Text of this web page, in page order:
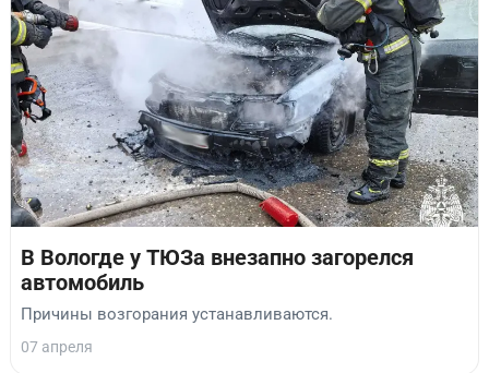
В Вологде у ТЮЗа внезапно загорелся
автомобиль
Причины возгорания устанавливаются.
07 апреля